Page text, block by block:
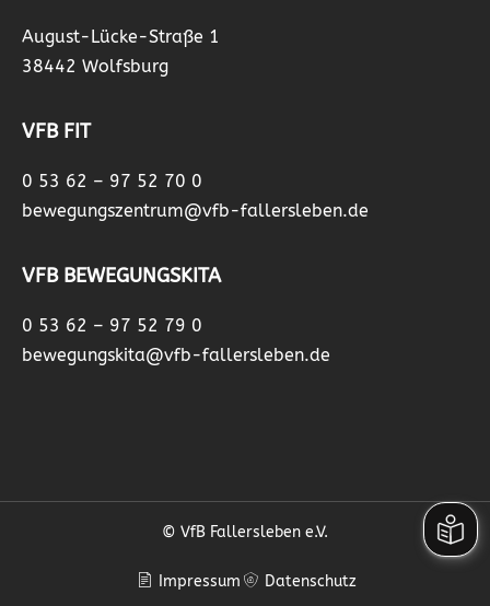
August-Lücke-Straße 1
38442 Wolfsburg
VFB FIT
0 53 62 – 97 52 70 0
bewegungszentrum@vfb-fallersleben.de
VFB BEWEGUNGSKITA
0 53 62 – 97 52 79 0
bewegungskita@vfb-fallersleben.de
© VfB Fallersleben e.V.
Impressum Datenschutz